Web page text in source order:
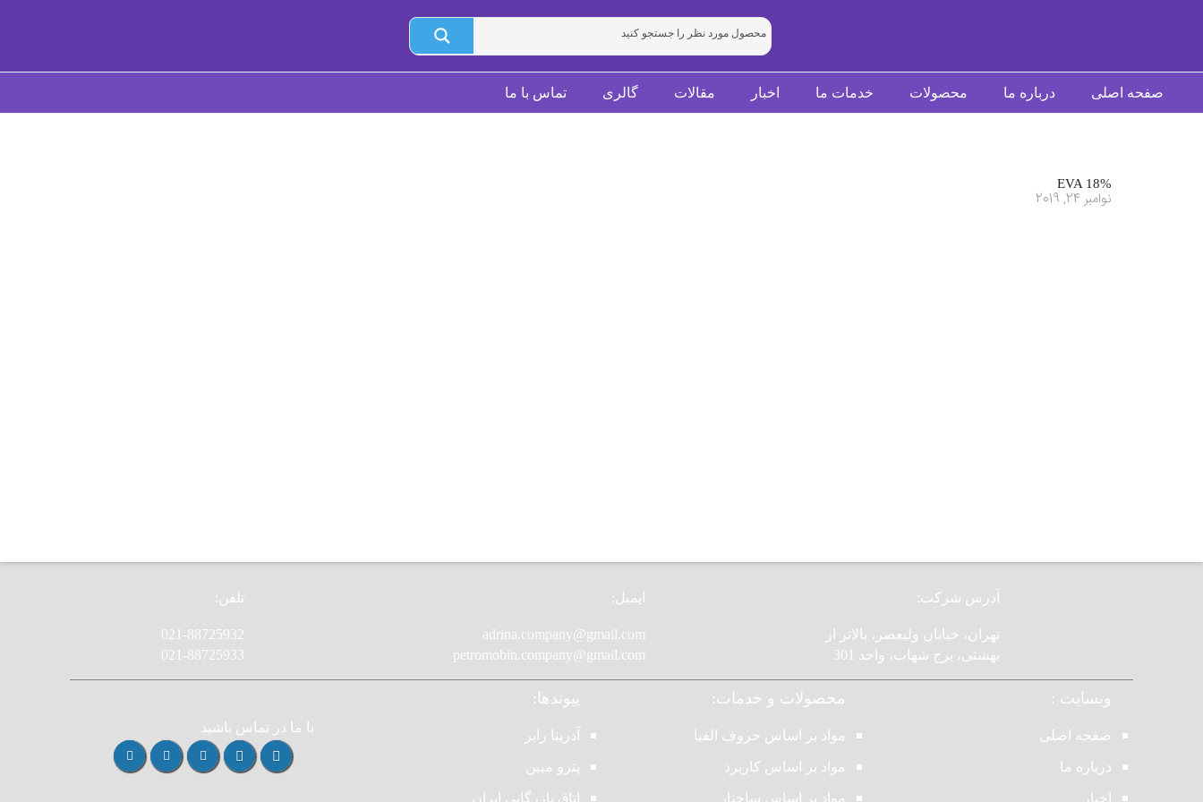
صفحه اصلی درباره ما محصولات خدمات ما اخبار مقالات گالری تماس با ما
EVA 18%
نوامبر 24, 2019
آدرس شرکت:
تهران، خیابان ولیعصر، بالاتر از
بهشتی، برج شهاب، واحد 301
ایمیل:
adrina.company@gmail.com
petromobin.company@gmail.com
تلفن:
021-88725932
021-88725933
وبسایت :
صفحه اصلی
درباره ما
اخبار
محصولات و خدمات:
مواد بر اساس حروف الفبا
مواد بر اساس کاربرد
مواد بر اساس ساختار
پیوندها:
آدرینا رابر
پترو مبین
اتاق بازرگانی ایران
با ما در تماس باشید